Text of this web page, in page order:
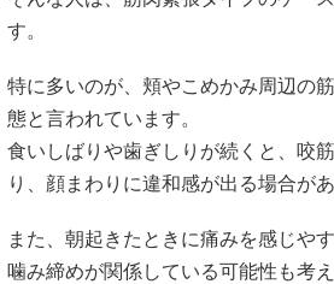
す。
特に多いのが、頬やこめかみ周辺の
態と言われています。
食いしばりや歯ぎしりが続くと、咬
り、顔まわりに違和感が出る場合が
また、朝起きたときに痛みを感じや
噛み締めが関係している可能性も考